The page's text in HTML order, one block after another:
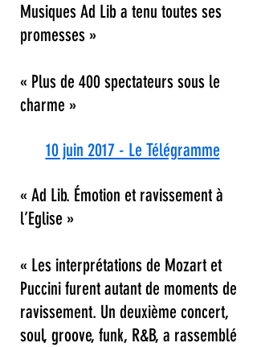
Musiques Ad Lib a tenu toutes ses
promesses »
« Plus de 400 spectateurs sous le
charme »
10 juin 2017 - Le Télégramme
« Ad Lib. Émotion et ravissement à
l’Eglise »
« Les interprétations de Mozart et
Puccini furent autant de moments de
ravissement. Un deuxième concert,
soul, groove, funk, R&B, a rassemblé